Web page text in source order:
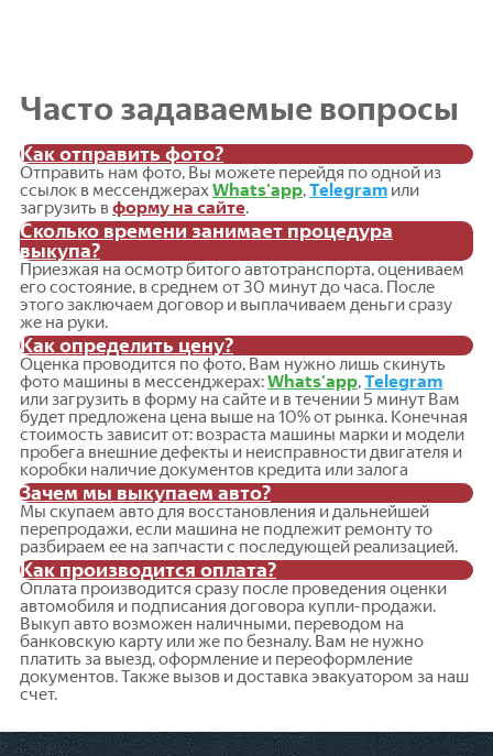
Часто задаваемые вопросы
Как отправить фото?
Отправить нам фото, Вы можете перейдя по одной из
ссылок в мессенджерахWhats'app,Telegram или
загрузить вформу на сайте.
Сколько времени занимает процедура
выкупа?
Приезжая на осмотр битого автотранспорта, оцениваем
его состояние, в среднем от 30 минут до часа. После
этого заключаем договор и выплачиваем деньги сразу
же на руки.
Как определить цену?
Оценка проводится по фото, Вам нужно лишь скинуть
фото машины в мессенджерах:Whats'app,Telegram
или загрузить в форму на сайте и в течении 5 минут Вам
будет предложена цена выше на 10% от рынка. Конечная
стоимость зависит от: возраста машины марки и модели
пробега внешние дефекты и неисправности двигателя и
коробки наличие документов кредита или залога
Зачем мы выкупаем авто?
Мы скупаем авто для восстановления и дальнейшей
перепродажи, если машина не подлежит ремонту то
разбираем ее на запчасти с последующей реализацией.
Как производится оплата?
Оплата производится сразу после проведения оценки
автомобиля и подписания договора купли-продажи.
Выкуп авто возможен наличными, переводом на
банковскую карту или же по безналу. Вам не нужно
платить за выезд, оформление и переоформление
документов. Также вызов и доставка эвакуатором за наш
счет.